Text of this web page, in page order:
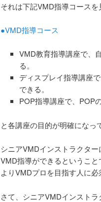
それは下記VMD指導コースを
●VMD指導コース
VMD教育指導講座で、
る。
ディスプレイ指導講座
できる。
POP指導講座で、POP
と各講座の目的が明確になっ
シニアVMDインストラクタ
VMD指導ができるということ
よりVMDプロを目指す人に必
さて、シニアVMDインストラ